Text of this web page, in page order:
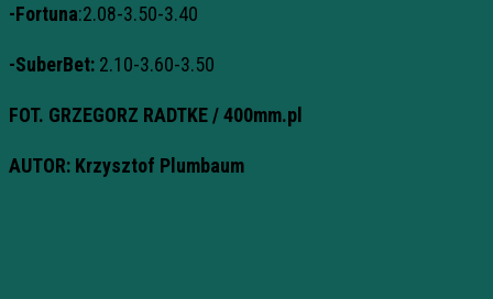
-Fortuna:2.08-3.50-3.40
-SuberBet: 2.10-3.60-3.50
FOT. GRZEGORZ RADTKE / 400mm.pl
AUTOR: Krzysztof Plumbaum